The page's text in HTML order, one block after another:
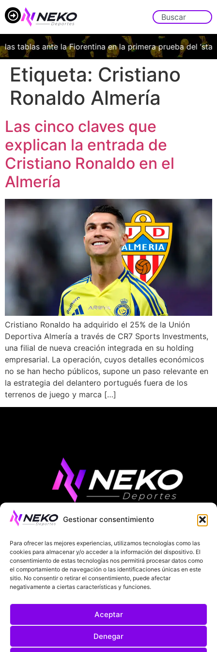
Gestionar consentimiento
Para ofrecer las mejores experiencias, utilizamos tecnologías como las
cookies para almacenar y/o acceder a la información del dispositivo. El
consentimiento de estas tecnologías nos permitirá procesar datos como
el comportamiento de navegación o las identificaciones únicas en este
sitio. No consentir o retirar el consentimiento, puede afectar
negativamente a ciertas características y funciones.
Aceptar
Denegar
tablas ante la Fiorentina en la primera prueba del
Etiqueta: Cristiano
Ronaldo Almería
Las cinco claves que
explican la entrada de
Cristiano Ronaldo en el
Almería
Cristiano Ronaldo ha adquirido el 25% de la Unión
Deportiva Almería a través de CR7 Sports Investments,
una filial de nueva creación integrada en su holding
empresarial. La operación, cuyos detalles económicos
no se han hecho públicos, supone un paso relevante en
la estrategia del delantero portugués fuera de los
terrenos de juego y marca […]
ÚLTIMAS NOTICIAS COMPETICIONES EUROPEAS
LA LIGA MUNDIAL 2026 FÚTBOL INTERNACIONAL
SOBRE NOSOTROS
POLÍTICA DE PRIVACIDAD
POLÍTICA DE COOKIES